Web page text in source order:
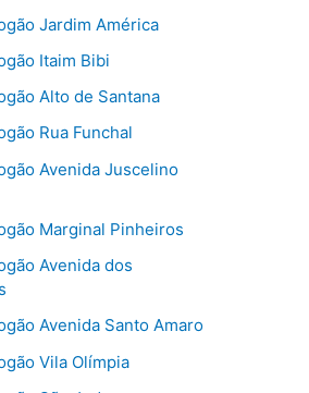
Jardim América
Itaim Bibi
Alto de Santana
Rua Funchal
Avenida Juscelino
Marginal Pinheiros
Avenida dos
Avenida Santo Amaro
Vila Olímpia